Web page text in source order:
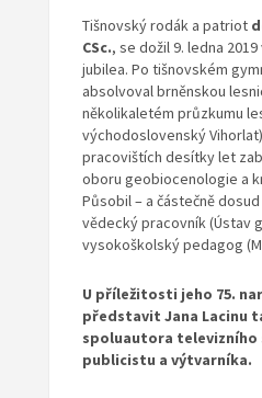
Tišnovský rodák a patriot
CSc., se dožil 9. ledna
jubilea. Po tišnovském
absolvoval brněnskou
několikaletém průzkumu
východoslovenský
pracovištích desítky let
oboru geobiocenologie a
Působil – a částečně
vědecký pracovník (Ústav
vysokoškolský pedagog
U příležitosti jeho 75.
představit Jana Lacinu
spoluautora televizního
publicistu a výtvarníka.